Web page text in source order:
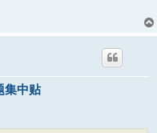
集中贴